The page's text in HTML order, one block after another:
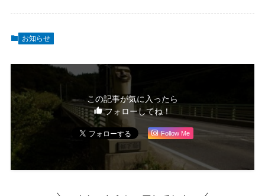
お知らせ
この記事が気に入ったら
フォローしてね！
Follow Me